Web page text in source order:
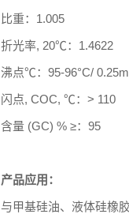
比重：1.005
折光率, 20℃：1.4622
沸点℃：95-96°C/
闪点, COC, ℃：> 110
含量 (GC) % ≥：95
产品应用：
与甲基硅油、液体硅橡